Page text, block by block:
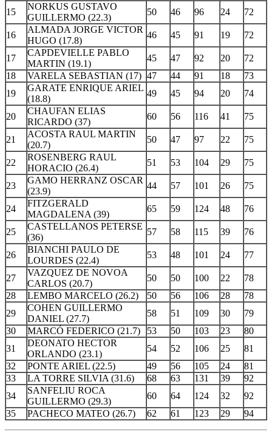
15
NORKUS GUSTAVO
GUILLERMO (22.3)
50 46 96 24 72
16
ALMADA JORGE VICTOR
HUGO (17.8)
46 45 91 19 72
17
CAPDEVIELLE PABLO
MARTIN (19.1)
45 47 92 20
72
18
VARELA SEBASTIAN (17) 47 44 91 18
73
19
GARATE ENRIQUE ARIEL
(18.8)
49 45 94 20 74
20
CHAUFAN ELIAS
RICARDO (37)
60 56 116 41 75
21
ACOSTA RAUL MARTIN
(20.7)
50 47 97 22 75
22
ROSENBERG RAUL
HORACIO (26.4)
51 53 104 29 75
23
GAMO HERRANZ OSCAR
(23.9)
44 57 101 26 75
24
FITZGERALD
MAGDALENA (39)
65 59 124 48 76
25
CASTELLANOS PETERSE
(36)
57 58 115 39 76
26
BIANCHI PAULO DE
LOURDES (22.4)
53 48 101 24 77
27
VAZQUEZ DE NOVOA
CARLOS (20.7)
50 50 100 22
78
28
LEMBO MARCELO (26.2) 50 56 106 28
78
29
COHEN GUILLERMO
DANIEL (27.7)
58 51 109 30
79
30
MARCÓ FEDERICO (21.7) 53 50 103 23
80
31
DEONATO HECTOR
ORLANDO (23.1)
54 52 106 25
81
32
PONTE ARIEL (22.5) 49 56 105 24
81
33
LA TORRE SILVIA (31.6) 68 63 131 39
92
34
SANFELIU ROCA
GUILLERMO (29.3)
60 64 124 32
92
35
PACHECO MATEO (26.7) 62 61 123 29 94